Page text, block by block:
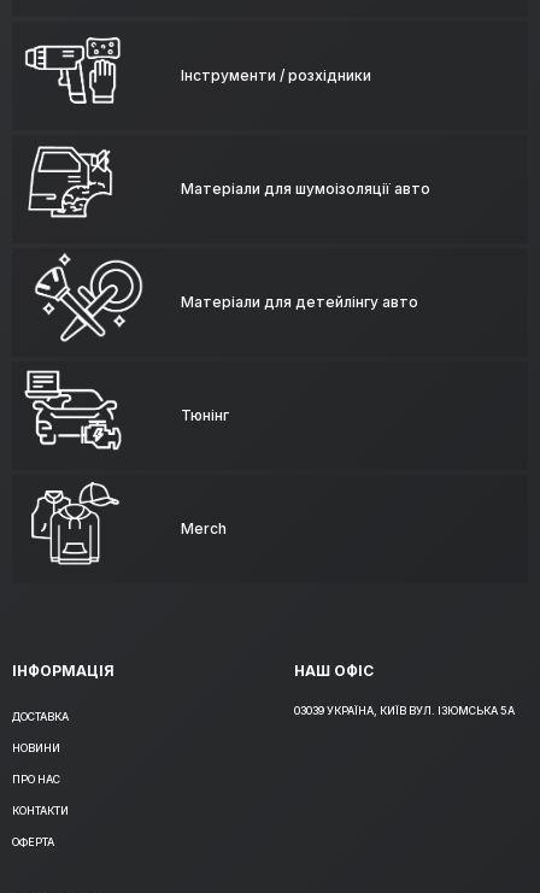
Інструменти / розхідники
Матеріали для шумоізоляції авто
Матеріали для детейлінгу авто
Тюнінг
Merch
ІНФОРМАЦІЯ
ДОСТАВКА
НОВИНИ
ПРО НАС
КОНТАКТИ
ОФЕРТА
НАШ ОФІС
03039 УКРАЇНА, КИЇВ ВУЛ. ІЗЮМСЬКА 5А